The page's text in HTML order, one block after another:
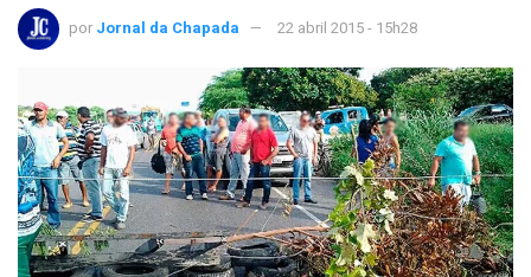
por Jornal da Chapada 22 abril 2015 - 15h28